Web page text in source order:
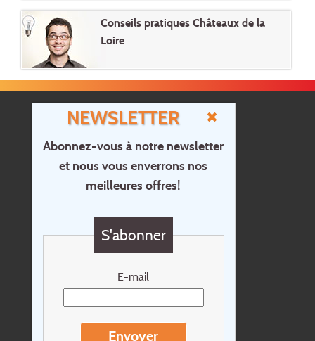
NEWSLETTER
Abonnez-vous à notre newsletter
et nous vous enverrons nos
meilleures offres!
S'abonner
E-mail
Envoyer
Conseils pratiques Châteaux de la
Loire
Accueil
Contact
Questions?
Newsletter
Conditions de voyage